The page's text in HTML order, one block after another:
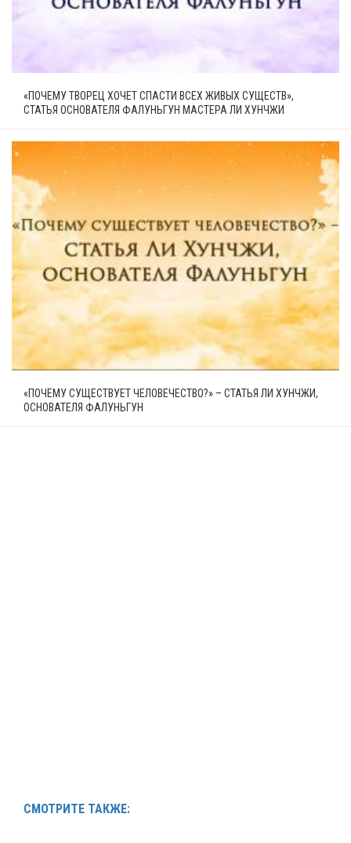
«ПОЧЕМУ ТВОРЕЦ ХОЧЕТ СПАСТИ ВСЕХ ЖИВЫХ СУЩЕСТВ»,
СТАТЬЯ ОСНОВАТЕЛЯ ФАЛУНЬГУН МАСТЕРА ЛИ ХУНЧЖИ
«ПОЧЕМУ СУЩЕСТВУЕТ ЧЕЛОВЕЧЕСТВО?» – СТАТЬЯ ЛИ ХУНЧЖИ,
ОСНОВАТЕЛЯ ФАЛУНЬГУН
СМОТРИТЕ ТАКЖЕ: